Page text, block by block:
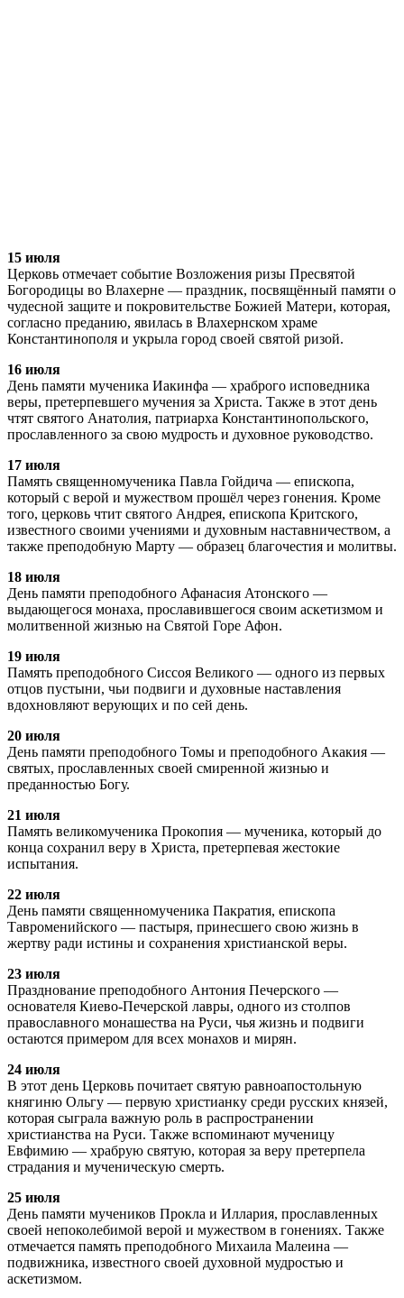
15 июля
Церковь отмечает событие Возложения ризы Пресвятой
Богородицы во Влахерне — праздник, посвящённый памяти о
чудесной защите и покровительстве Божией Матери, которая,
согласно преданию, явилась в Влахернском храме
Константинополя и укрыла город своей святой ризой.
16 июля
День памяти мученика Иакинфа — храброго исповедника
веры, претерпевшего мучения за Христа. Также в этот день
чтят святого Анатолия, патриарха Константинопольского,
прославленного за свою мудрость и духовное руководство.
17 июля
Память священномученика Павла Гойдича — епископа,
который с верой и мужеством прошёл через гонения. Кроме
того, церковь чтит святого Андрея, епископа Критского,
известного своими учениями и духовным наставничеством, а
также преподобную Марту — образец благочестия и молитвы.
18 июля
День памяти преподобного Афанасия Атонского —
выдающегося монаха, прославившегося своим аскетизмом и
молитвенной жизнью на Святой Горе Афон.
19 июля
Память преподобного Сиссоя Великого — одного из первых
отцов пустыни, чьи подвиги и духовные наставления
вдохновляют верующих и по сей день.
20 июля
День памяти преподобного Томы и преподобного Акакия —
святых, прославленных своей смиренной жизнью и
преданностью Богу.
21 июля
Память великомученика Прокопия — мученика, который до
конца сохранил веру в Христа, претерпевая жестокие
испытания.
22 июля
День памяти священномученика Пакратия, епископа
Тавроменийского — пастыря, принесшего свою жизнь в
жертву ради истины и сохранения христианской веры.
23 июля
Празднование преподобного Антония Печерского —
основателя Киево-Печерской лавры, одного из столпов
православного монашества на Руси, чья жизнь и подвиги
остаются примером для всех монахов и мирян.
24 июля
В этот день Церковь почитает святую равноапостольную
княгиню Ольгу — первую христианку среди русских князей,
которая сыграла важную роль в распространении
христианства на Руси. Также вспоминают мученицу
Евфимию — храбрую святую, которая за веру претерпела
страдания и мученическую смерть.
25 июля
День памяти мучеников Прокла и Иллария, прославленных
своей непоколебимой верой и мужеством в гонениях. Также
отмечается память преподобного Михаила Малеина —
подвижника, известного своей духовной мудростью и
аскетизмом.